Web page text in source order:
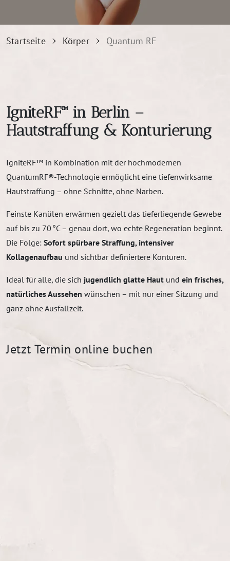
Startseite Körper Quantum RF
IgniteRF™ in Berlin –
Hautstraffung & Konturierung
IgniteRF™ in Kombination mit der hochmodernen
QuantumRF®-Technologie ermöglicht eine tiefenwirksame
Hautstraffung – ohne Schnitte, ohne Narben.
Feinste Kanülen erwärmen gezielt das tieferliegende Gewebe
auf bis zu 70 °C – genau dort, wo echte Regeneration beginnt.
Die Folge: Sofort spürbare Straffung, intensiver
Kollagenaufbau und sichtbar definiertere Konturen.
Ideal für alle, die sich jugendlich glatte Haut und ein frisches,
natürliches Aussehen wünschen – mit nur einer Sitzung und
ganz ohne Ausfallzeit.
Jetzt Termin online buchen